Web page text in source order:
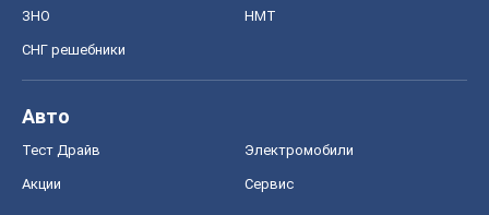
ЗНО НМТ
СНГ решебники
Авто
Тест Драйв Электромобили
Акции Сервис